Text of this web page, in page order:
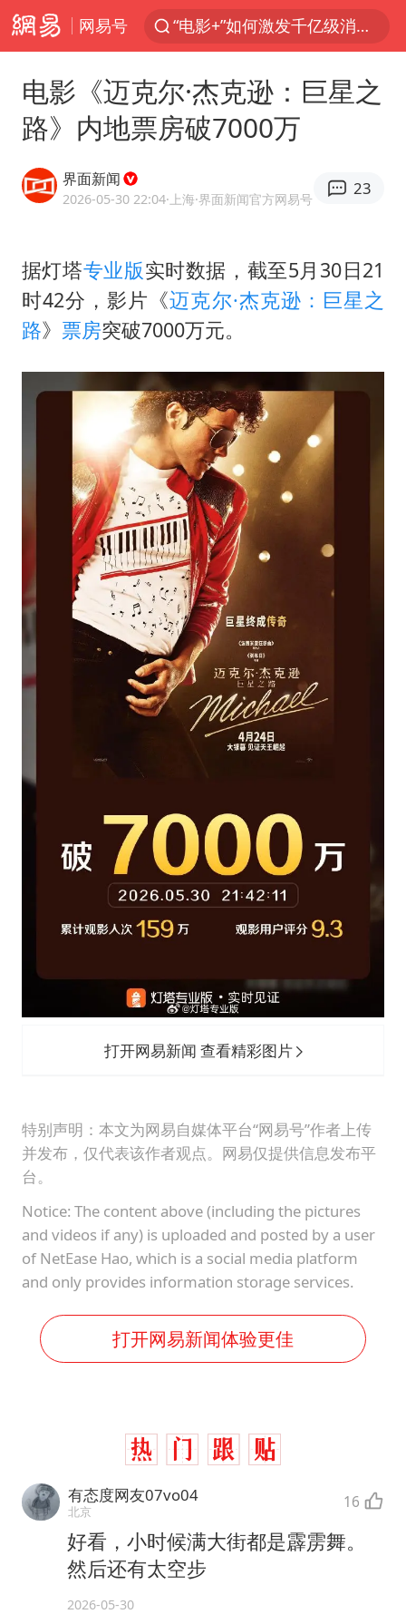
网易号
“电影+”如何激发千亿级消费新活力？
东航：国内客票提前14天免费退改
台风白海豚中心风力增强
四川宜宾市高县4.9级地震致1人死亡
“新疆阿勒泰八月能滑雪”不实
刘国正说向鹏打得很窝囊
我国外贸延续良好增长态势
陈幸同晋级WTT横滨冠军赛8强
百花奖开幕式
夯实基础开新局
电影《迈克尔·杰克逊：巨星之
路》内地票房破7000万
界面新闻
2026-05-30 22:04·上海·界面新闻官方网易号
23
据灯塔专业版实时数据，截至5月30日21
时42分，影片《迈克尔·杰克逊：巨星之
路》 票房突破7000万元。
打开网易新闻 查看精彩图片
特别声明：本文为网易自媒体平台“网易号”作者上传
并发布，仅代表该作者观点。网易仅提供信息发布平
台。
Notice: The content above (including the pictures
and videos if any) is uploaded and posted by a user
of NetEase Hao, which is a social media platform
and only provides information storage services.
打开网易新闻体验更佳
有态度网友07vo04
北京 16
好看，小时候满大街都是霹雳舞。
然后还有太空步
2026-05-30